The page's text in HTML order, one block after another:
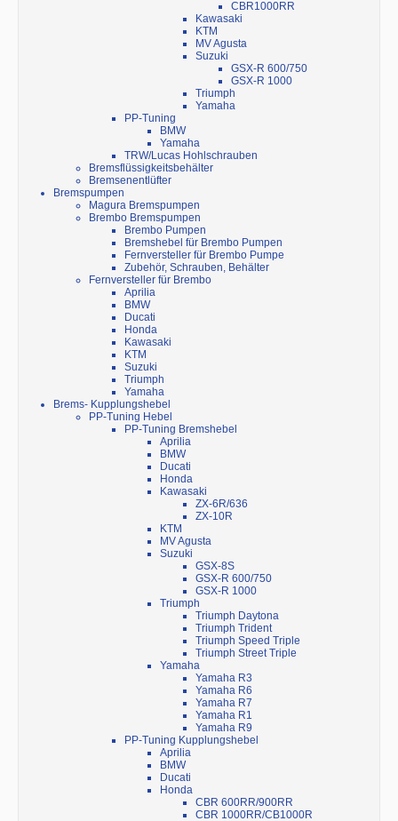
CBR1000RR
Kawasaki
KTM
MV Agusta
Suzuki
GSX-R 600/750
GSX-R 1000
Triumph
Yamaha
PP-Tuning
BMW
Yamaha
TRW/Lucas Hohlschrauben
Bremsflüssigkeitsbehälter
Bremsenentlüfter
Bremspumpen
Magura Bremspumpen
Brembo Bremspumpen
Brembo Pumpen
Bremshebel für Brembo Pumpen
Fernversteller für Brembo Pumpe
Zubehör, Schrauben, Behälter
Fernversteller für Brembo
Aprilia
BMW
Ducati
Honda
Kawasaki
KTM
Suzuki
Triumph
Yamaha
Brems- Kupplungshebel
PP-Tuning Hebel
PP-Tuning Bremshebel
Aprilia
BMW
Ducati
Honda
Kawasaki
ZX-6R/636
ZX-10R
KTM
MV Agusta
Suzuki
GSX-8S
GSX-R 600/750
GSX-R 1000
Triumph
Triumph Daytona
Triumph Trident
Triumph Speed Triple
Triumph Street Triple
Yamaha
Yamaha R3
Yamaha R6
Yamaha R7
Yamaha R1
Yamaha R9
PP-Tuning Kupplungshebel
Aprilia
BMW
Ducati
Honda
CBR 600RR/900RR
CBR 1000RR/CB1000R